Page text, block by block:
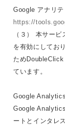
Google アナリ
https://
（３） 本サー
を有効にしてお
ため
ています。
Google
Google
ートとインタレ